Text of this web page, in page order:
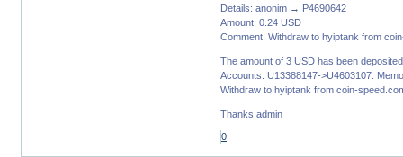
Details: anonim → P4690642
Amount: 0.24 USD
Comment: Withdraw to hyiptank from
The amount of 3 USD has been
Accounts: U13388147->U4603107.
Withdraw to hyiptank from coin-
Thanks admin
0